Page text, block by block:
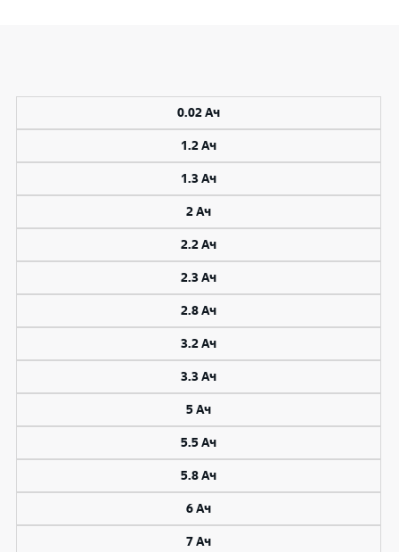
0.02 Ач
1.2 Ач
1.3 Ач
2 Ач
2.2 Ач
2.3 Ач
2.8 Ач
3.2 Ач
3.3 Ач
5 Ач
5.5 Ач
5.8 Ач
6 Ач
7 Ач